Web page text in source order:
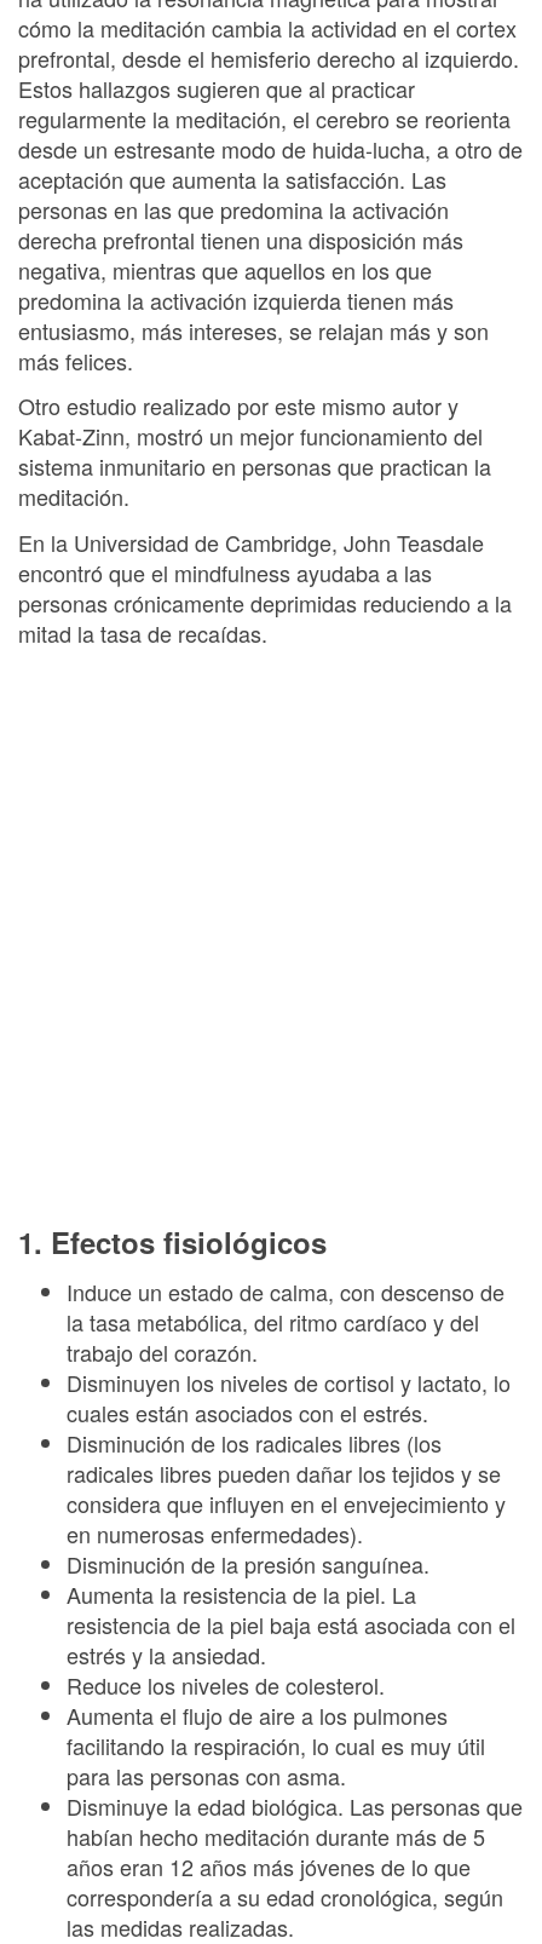
cómo la meditación cambia la actividad en el cortex
prefrontal, desde el hemisferio derecho al izquierdo.
Estos hallazgos sugieren que al practicar
regularmente la meditación, el cerebro se reorienta
desde un estresante modo de huida-lucha, a otro de
aceptación que aumenta la satisfacción. Las
personas en las que predomina la activación
derecha prefrontal tienen una disposición más
negativa, mientras que aquellos en los que
predomina la activación izquierda tienen más
entusiasmo, más intereses, se relajan más y son
más felices.
Otro estudio realizado por este mismo autor y
Kabat-Zinn, mostró un mejor funcionamiento del
sistema inmunitario en personas que practican la
meditación.
En la Universidad de Cambridge, John Teasdale
encontró que el mindfulness ayudaba a las
personas crónicamente deprimidas reduciendo a la
mitad la tasa de recaídas.
1. Efectos fisiológicos
Induce un estado de calma, con descenso de
la tasa metabólica, del ritmo cardíaco y del
trabajo del corazón.
Disminuyen los niveles de cortisol y lactato, lo
cuales están asociados con el estrés.
Disminución de los radicales libres (los
radicales libres pueden dañar los tejidos y se
considera que influyen en el envejecimiento y
en numerosas enfermedades).
Disminución de la presión sanguínea.
Aumenta la resistencia de la piel. La
resistencia de la piel baja está asociada con el
estrés y la ansiedad.
Reduce los niveles de colesterol.
Aumenta el flujo de aire a los pulmones
facilitando la respiración, lo cual es muy útil
para las personas con asma.
Disminuye la edad biológica. Las personas que
habían hecho meditación durante más de 5
años eran 12 años más jóvenes de lo que
correspondería a su edad cronológica, según
las medidas realizadas.